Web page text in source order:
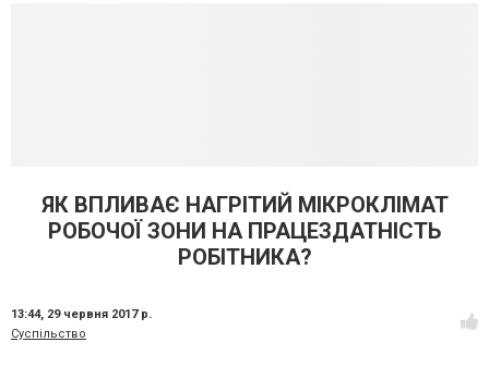
ЯК ВПЛИВАЄ НАГРІТИЙ МІКРОКЛІМАТ
РОБОЧОЇ ЗОНИ НА ПРАЦЕЗДАТНІСТЬ
РОБІТНИКА?
13:44, 29 червня 2017 р.
Суспільство